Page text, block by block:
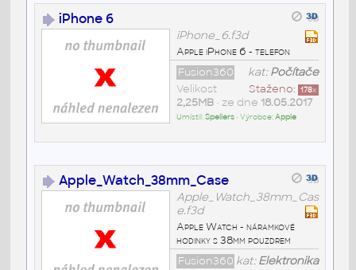
iPhone 6
iPhone_6.f3d
Apple iPhone 6 - telefon
kat:Počítače
Fusion360
Staženo: 178x
Velikost
2,25MB• ze dne 18.05.2017
Umístil:Speliers• Výrobce:Apple
Apple_Watch_38mm_Case
Apple_Watch_38mm_Cas
e.f3d
Apple Watch - náramkové
hodinky s 38mm pouzdrem
kat:Elektronika
Fusion360